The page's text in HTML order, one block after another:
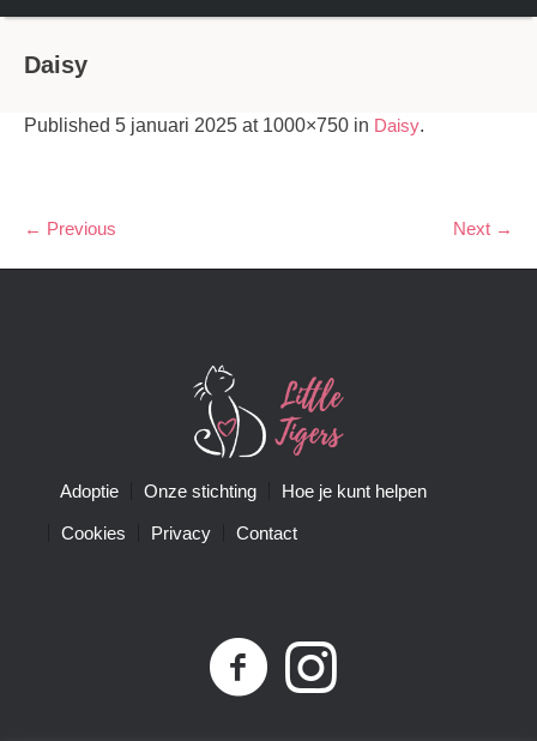
Daisy
Published 5 januari 2025 at 1000×750 in Daisy.
← Previous Next →
Adoptie Onze stichting Hoe je kunt helpen
Cookies Privacy Contact